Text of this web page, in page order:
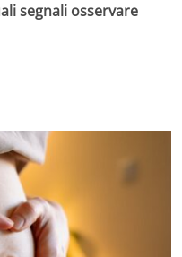
segnali osservare